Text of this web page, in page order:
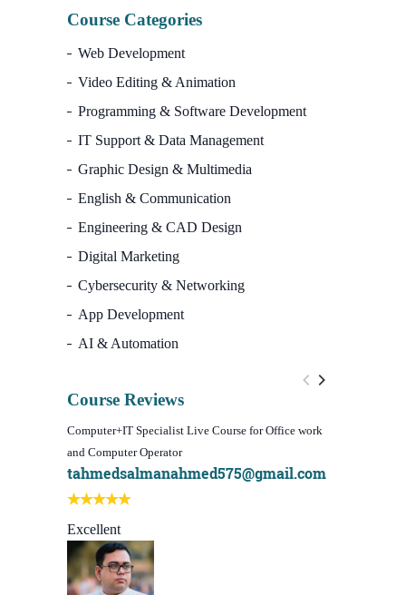
Course Categories
Web Development
Video Editing & Animation
Programming & Software Development
IT Support & Data Management
Graphic Design & Multimedia
English & Communication
Engineering & CAD Design
Digital Marketing
Cybersecurity & Networking
App Development
AI & Automation
Course Reviews
Computer+IT Specialist Live Course for Office work
and Computer Operator
tahmedsalmanahmed575@gmail.com
Excellent